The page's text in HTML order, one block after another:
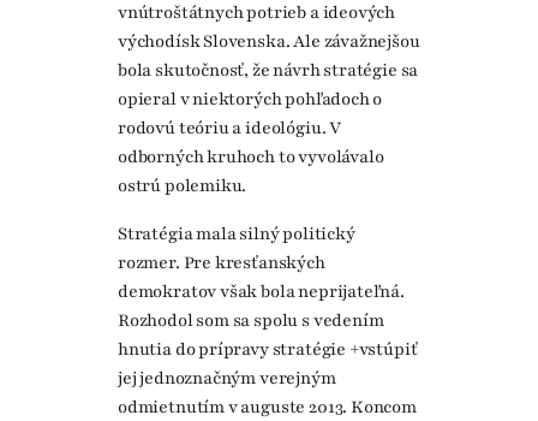
vnútroštátnych potrieb a ideových
východísk Slovenska. Ale závažnejšou
bola skutočnosť, že návrh stratégie sa
opieral v niektorých pohľadoch o
rodovú teóriu a ideológiu. V
odborných kruhoch to vyvolávalo
ostrú polemiku.
Stratégia mala silný politický
rozmer. Pre kresťanských
demokratov však bola neprijateľná.
Rozhodol som sa spolu s vedením
hnutia do prípravy stratégie +vstúpiť
jej jednoznačným verejným
odmietnutím v auguste 2013. Koncom